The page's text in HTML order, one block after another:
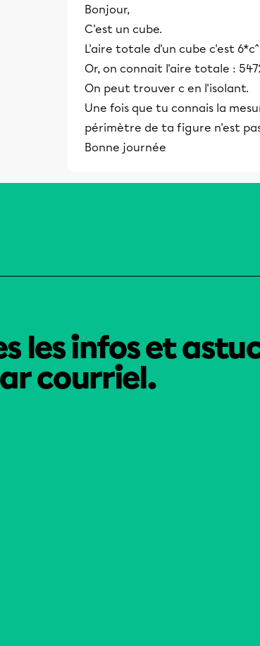
Bonjour,
C'est un cube.
L'aire totale d'un cube c'est
Or, on connait l'aire totale :
On peut trouver c en l'isolant.
Une fois que tu connais la
périmètre de ta figure n'est
Bonne journée
les infos et
courriel.